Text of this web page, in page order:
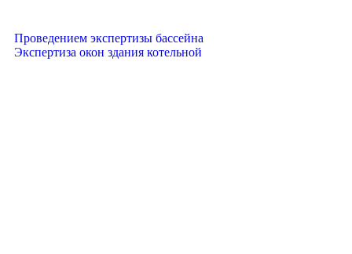
Проведением экспертизы бассейна
Экспертиза окон здания котельной